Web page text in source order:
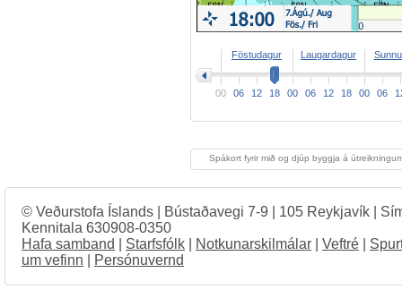
Föstudagur
00 06 12 18
Laugardagur
00 06 12 18 00 06
Spákort fyrir mið og djúp byggja á
© Veðurstofa Íslands | Bústaðavegi 7-9 | 105 Reykjavík |
Kennitala 630908-0350
Hafa samband
Starfsfólk Notkunarskilmálar Veftré
um vefinn
Persónuvernd